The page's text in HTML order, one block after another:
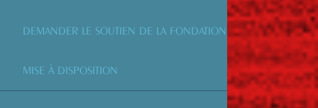
DEMANDER LE SOUTIEN DE LA FONDATION
MISE À DISPOSITION